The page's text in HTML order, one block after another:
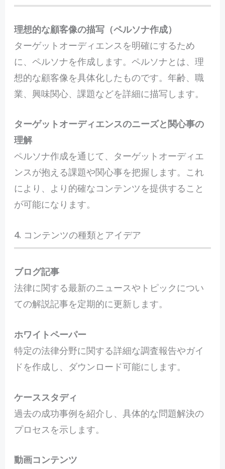
理想的な顧客像の描写（ペルソナ作成）
ターゲットオーディエンスを明確にするため
に、ペルソナを作成します。ペルソナとは、理
想的な顧客像を具体化したものです。年齢、職
業、興味関心、課題などを詳細に描写します。
ターゲットオーディエンスのニーズと関心事の
理解
ペルソナ作成を通じて、ターゲットオーディエ
ンスが抱える課題や関心事を把握します。これ
により、より的確なコンテンツを提供すること
が可能になります。
4. コンテンツの種類とアイデア
ブログ記事
法律に関する最新のニュースやトピックについ
ての解説記事を定期的に更新します。
ホワイトペーパー
特定の法律分野に関する詳細な調査報告やガイ
ドを作成し、ダウンロード可能にします。
ケーススタディ
過去の成功事例を紹介し、具体的な問題解決の
プロセスを示します。
動画コンテンツ